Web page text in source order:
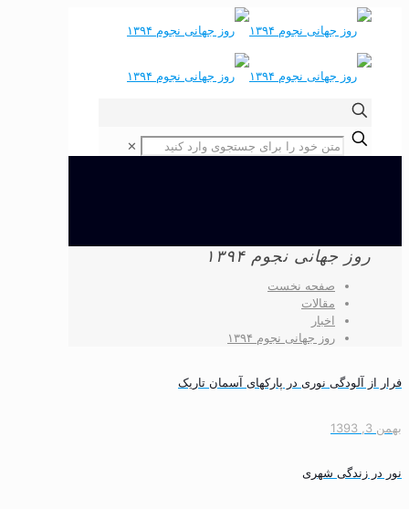
✕
روز جهانی نجوم ۱۳۹۴
صفحه نخست
مقالات
اخبار
روز جهانی نجوم ۱۳۹۴
فرار از آلودگی نوری در پارکهای آسمان تاریک
بهمن 3, 1393
نور در زندگی شهری